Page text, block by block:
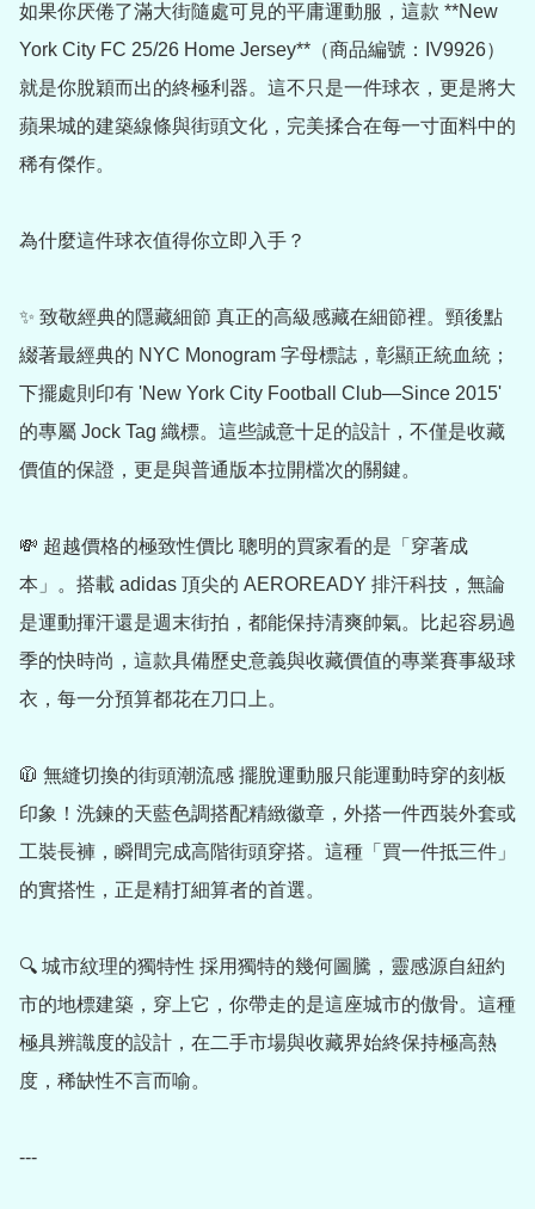
如果你厌倦了滿大街隨處可見的平庸運動服，這款 **New
York City FC 25/26 Home Jersey**（商品編號：IV9926）
就是你脫穎而出的終極利器。這不只是一件球衣，更是將大
蘋果城的建築線條與街頭文化，完美揉合在每一寸面料中的
稀有傑作。
為什麼這件球衣值得你立即入手？
✨ 致敬經典的隱藏細節 真正的高級感藏在細節裡。頸後點
綴著最經典的 NYC Monogram 字母標誌，彰顯正統血統；
下擺處則印有 'New York City Football Club—Since 2015'
的專屬 Jock Tag 織標。這些誠意十足的設計，不僅是收藏
價值的保證，更是與普通版本拉開檔次的關鍵。
💸 超越價格的極致性價比 聰明的買家看的是「穿著成
本」。搭載 adidas 頂尖的 AEROREADY 排汗科技，無論
是運動揮汗還是週末街拍，都能保持清爽帥氣。比起容易過
季的快時尚，這款具備歷史意義與收藏價值的專業賽事級球
衣，每一分預算都花在刀口上。
🧥 無縫切換的街頭潮流感 擺脫運動服只能運動時穿的刻板
印象！洗鍊的天藍色調搭配精緻徽章，外搭一件西裝外套或
工裝長褲，瞬間完成高階街頭穿搭。這種「買一件抵三件」
的實搭性，正是精打細算者的首選。
🔍 城市紋理的獨特性 採用獨特的幾何圖騰，靈感源自紐約
市的地標建築，穿上它，你帶走的是這座城市的傲骨。這種
極具辨識度的設計，在二手市場與收藏界始終保持極高熱
度，稀缺性不言而喻。
---